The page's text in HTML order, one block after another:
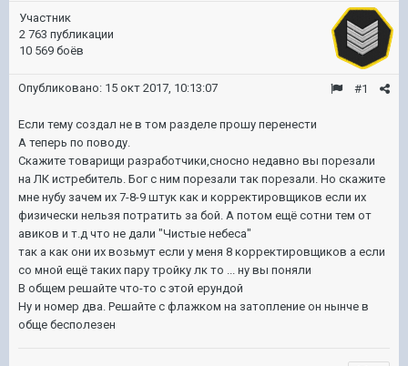
Участник
2 763 публикации
10 569 боёв
#1
Опубликовано: 15 окт 2017, 10:13:07
Если тему создал не в том разделе прошу перенести
А теперь по поводу.
Скажите товарищи разработчики,сносно недавно вы порезали
на ЛК истребитель. Бог с ним порезали так порезали. Но скажите
мне нубу зачем их 7-8-9 штук как и корректировщиков если их
физически нельзя потратить за бой. А потом ещё сотни тем от
авиков и т.д что не дали "Чистые небеса"
так а как они их возьмут если у меня 8 корректировщиков а если
со мной ещё таких пару тройку лк то ... ну вы поняли
В общем решайте что-то с этой ерундой
Ну и номер два. Решайте с флажком на затопление он нынче в
обще бесполезен